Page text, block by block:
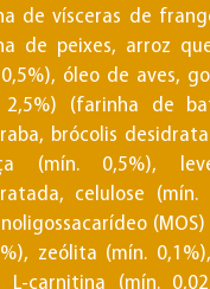
de vísceras de
de peixes, arroz
óleo de aves,
2,5%) (farinha de
brócolis
(mín. 0,5%),
celulose (mín.
zeólita (mín.
L-carnitina (mín.